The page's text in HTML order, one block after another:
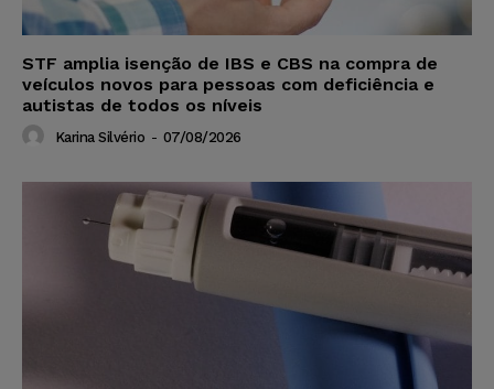
STF amplia isenção de IBS e CBS na compra de
veículos novos para pessoas com deficiência e
autistas de todos os níveis
Karina Silvério - 07/08/2026